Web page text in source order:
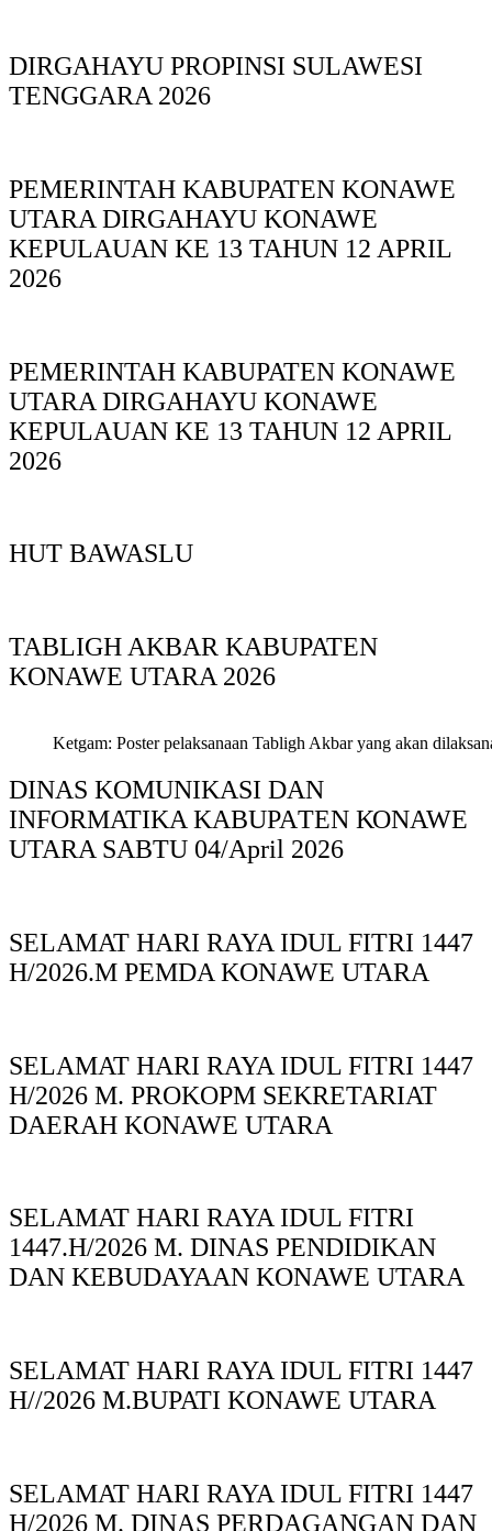
DIRGAHAYU PROPINSI SULAWESI
TENGGARA 2026
PEMERINTAH KABUPATEN KONAWE
UTARA DIRGAHAYU KONAWE
KEPULAUAN KE 13 TAHUN 12 APRIL
2026
PEMERINTAH KABUPATEN KONAWE
UTARA DIRGAHAYU KONAWE
KEPULAUAN KE 13 TAHUN 12 APRIL
2026
HUT BAWASLU
TABLIGH AKBAR KABUPATEN
KONAWE UTARA 2026
Ketgam: Poster pelaksanaan Tabligh Akbar yang akan
DINAS KOMUNIKASI DAN
INFORMATIKA KABUPAΤΕΝ ΚΟNAWE
UTARA SABTU 04/April 2026
SELAMAT HARI RAYA IDUL FITRI 1447
H/2026.M PEMDA KONAWE UTARA
SELAMAT HARI RAYA IDUL FITRI 1447
H/2026 M. PROKOPM SEKRETARIAT
DAERAH KONAWE UTARA
SELAMAT HARI RAYA IDUL FITRI
1447.H/2026 M. DINAS PENDIDIKAN
DAN KEBUDAYAAN KONAWE UTARA
SELAMAT HARI RAYA IDUL FITRI 1447
H//2026 M.BUPATI KONAWE UTARA
SELAMAT HARI RAYA IDUL FITRI 1447
H/2026 M. DINAS PERDAGANGAN DAN